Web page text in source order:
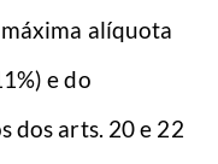
alíquota
e do
dos arts. 20 e 22